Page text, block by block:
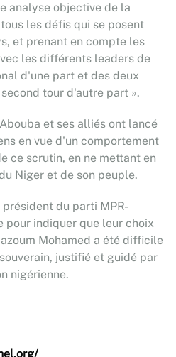
analyse objective de la
les défis qui se posent
et prenant en compte les
les différents leaders de
d'une part et des deux
tour d'autre part ».
et ses alliés ont lancé
en vue d'un comportement
ce scrutin, en ne mettant en
Niger et de son peuple.
président du parti MPR-
pour indiquer que leur choix
Mohamed a été difficile
justifié et guidé par
nigérienne.